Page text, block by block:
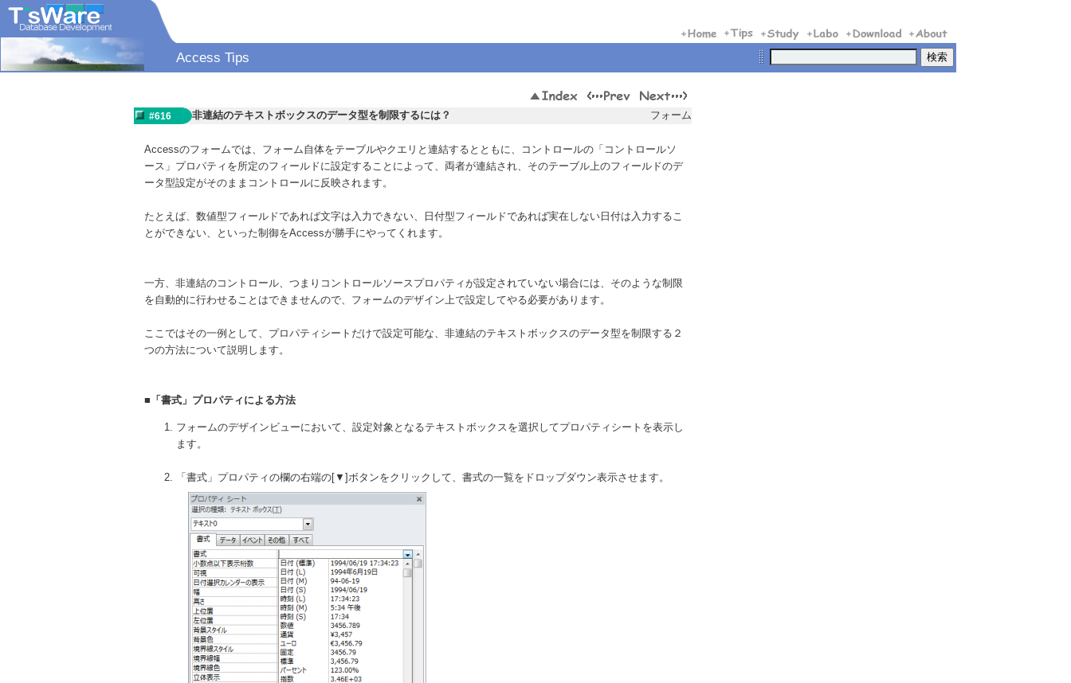
Access Tips
#616 非連結のテキストボックスのデータ型を制限するには？ フォーム
Accessのフォームでは、フォーム自体をテーブルやクエリと連結するとともに、コントロールの「コントロールソ
ース」プロパティを所定のフィールドに設定することによって、両者が連結され、そのテーブル上のフィールドのデ
ータ型設定がそのままコントロールに反映されます。
たとえば、数値型フィールドであれば文字は入力できない、日付型フィールドであれば実在しない日付は入力するこ
とができない、といった制御をAccessが勝手にやってくれます。
一方、非連結のコントロール、つまりコントロールソースプロパティが設定されていない場合には、そのような制限
を自動的に行わせることはできませんので、フォームのデザイン上で設定してやる必要があります。
ここではその一例として、プロパティシートだけで設定可能な、非連結のテキストボックスのデータ型を制限する２
つの方法について説明します。
■「書式」プロパティによる方法
フォームのデザインビューにおいて、設定対象となるテキストボックスを選択してプロパティシートを表示し
ます。
「書式」プロパティの欄の右端の[▼]ボタンをクリックして、書式の一覧をドロップダウン表示させます。